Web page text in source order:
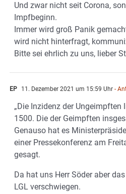
Und zwar nicht seit Corona,
Impfbeginn.
Immer wird groß Panik
wird nicht hinterfragt,
Bitte sei ehrlich zu uns, lieber
EP 11. Dezember 2021 um 15:59 Uhr -
„Die Inzidenz der Ungeimpften
1500. Die der Geimpften
Genauso hat es
einer Pressekonferenz am
gesagt.
Da hat uns Herr Söder aber
LGL verschwiegen.